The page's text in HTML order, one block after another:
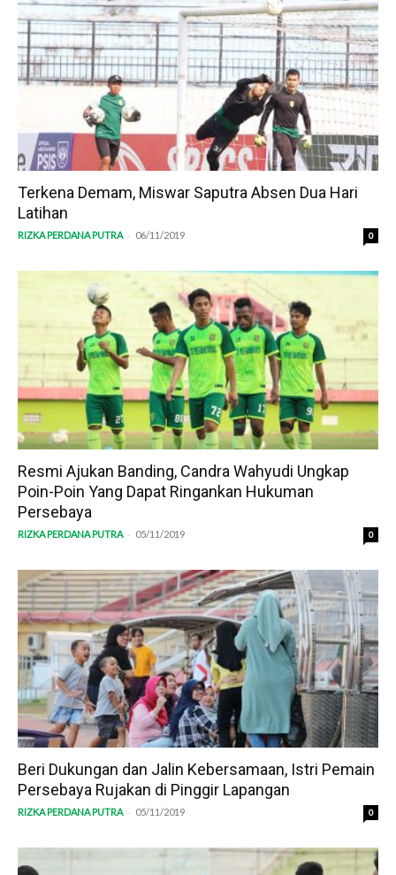
Terkena Demam, Miswar Saputra Absen Dua Hari
Latihan
RIZKA PERDANA PUTRA - 06/11/2019 0
Resmi Ajukan Banding, Candra Wahyudi Ungkap
Poin-Poin Yang Dapat Ringankan Hukuman
Persebaya
RIZKA PERDANA PUTRA - 05/11/2019 0
Beri Dukungan dan Jalin Kebersamaan, Istri Pemain
Persebaya Rujakan di Pinggir Lapangan
RIZKA PERDANA PUTRA - 05/11/2019 0